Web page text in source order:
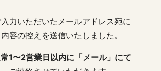
力いただいたメールアドレス宛に
内容の控えを送信いたしました。
1〜2営業日以内に「メール」にて